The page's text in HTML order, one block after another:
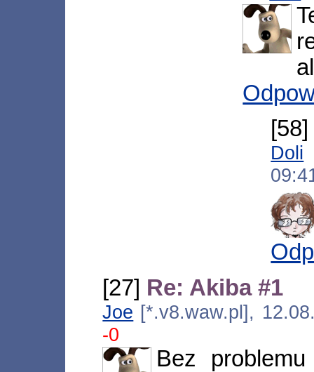
Doli
[27] Re: Akiba #1
Joe [*.v8.waw.pl],
-0
Bez